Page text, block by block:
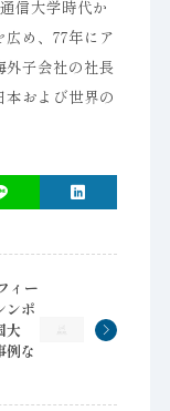
信大学時代か
め、77年にア
子会社の社長
および世界の
ィー
ンポ
大
例な